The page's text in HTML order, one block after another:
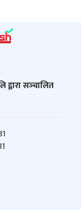
द्वारा सञ्‍चालित